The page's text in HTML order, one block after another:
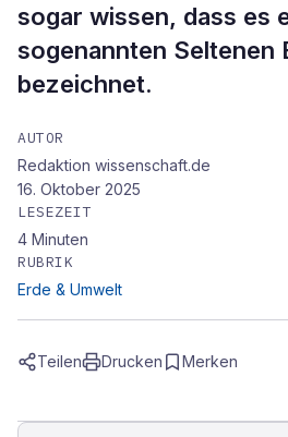
sogar wissen, dass es
sogenannten Seltenen
bezeichnet.
AUTOR
Redaktion wissenschaft.de
16. Oktober 2025
LESEZEIT
4 Minuten
RUBRIK
Erde & Umwelt
Teilen Drucken Merken